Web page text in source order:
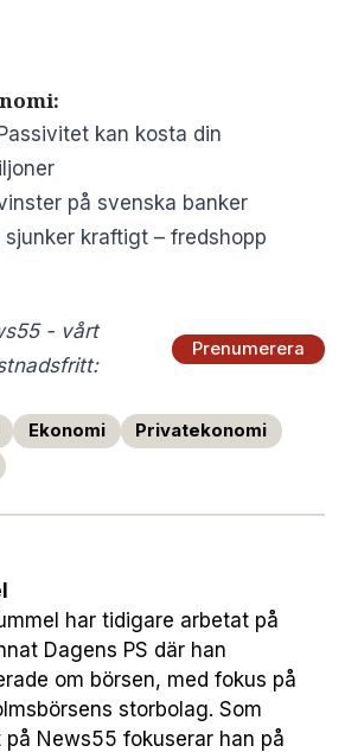
kan kosta din
på svenska banker
sjunker kraftigt – fredshopp
- vårt
Prenumerera
Ekonomi
Privatekonomi
har tidigare arbetat på
Dagens PS där han
om börsen, med fokus på
storbolag. Som
på News55 fokuserar han på